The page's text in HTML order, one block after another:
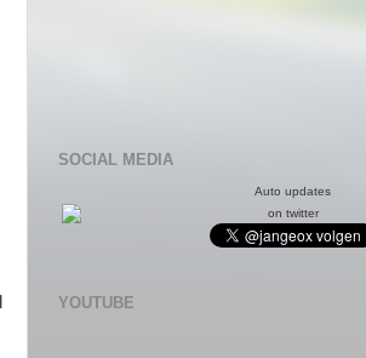
SOCIAL MEDIA
Auto updates
on twitter
YOUTUBE